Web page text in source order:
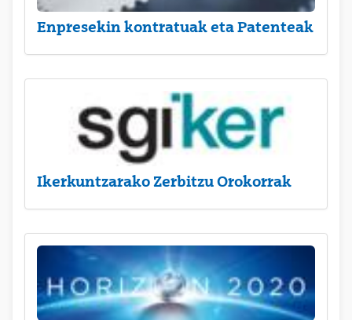
Enpresekin kontratuak eta Patenteak
Ikerkuntzarako Zerbitzu Orokorrak